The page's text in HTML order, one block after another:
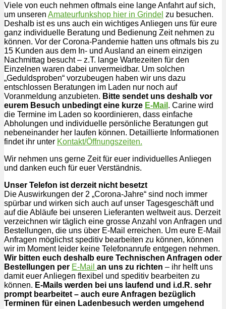
Viele von euch nehmen oftmals eine lange Anfahrt auf sich,
um unseren Amateurfunkshop hier in Grindel zu besuchen.
Deshalb ist es uns auch ein wichtiges Anliegen uns für eure
ganz individuelle Beratung und Bedienung Zeit nehmen zu
können. Vor der Corona-Pandemie hatten uns oftmals bis zu
15 Kunden aus dem In- und Ausland an einem einzigen
Nachmittag besucht – z.T. lange Wartezeiten für den
Einzelnen waren dabei unvermeidbar. Um solchen
„Geduldsproben“ vorzubeugen haben wir uns dazu
entschlossen Beratungen im Laden nur noch auf
Voranmeldung anzubieten. Bitte sendet uns deshalb vor
eurem Besuch unbedingt eine kurze E-Mail . Carine wird
die Termine im Laden so koordinieren, dass einfache
Abholungen und individuelle persönliche Beratungen gut
nebeneinander her laufen können. Detaillierte Informationen
findet ihr unter Kontakt/Öffnungszeiten.
Wir nehmen uns gerne Zeit für euer individuelles Anliegen
und danken euch für euer Verständnis.
Unser Telefon ist derzeit nicht besetzt
Die Auswirkungen der 2 „Corona-Jahre“ sind noch immer
spürbar und wirken sich auch auf unser Tagesgeschäft und
auf die Abläufe bei unseren Lieferanten weltweit aus. Derzeit
verzeichnen wir täglich eine grosse Anzahl von Anfragen und
Bestellungen, die uns über E-Mail erreichen. Um eure E-Mail
Anfragen möglichst speditiv bearbeiten zu können, können
wir im Moment leider keine Telefonanrufe entgegen nehmen.
Wir bitten euch deshalb eure Technischen Anfragen oder
Bestellungen per E-Mail an uns zu richten – ihr helft uns
damit euer Anliegen flexibel und speditiv bearbeiten zu
können. E-Mails werden bei uns laufend und i.d.R. sehr
prompt bearbeitet – auch eure Anfragen bezüglich
Terminen für einen Ladenbesuch werden umgehend